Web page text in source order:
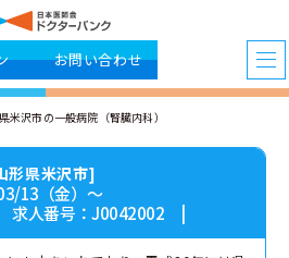
お問い合わせ
米沢市の一般病院（腎臓内科）
形県米沢市]
13（金）〜
人番号：J0042002 |